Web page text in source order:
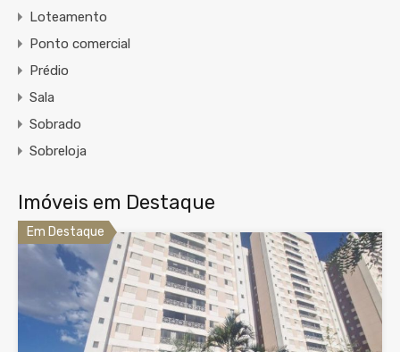
Loteamento
Ponto comercial
Prédio
Sala
Sobrado
Sobreloja
Imóveis em Destaque
Em Destaque